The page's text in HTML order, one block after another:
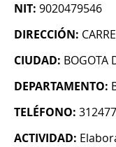
NIT: 9020479546
DIRECCIÓN:
CIUDAD: BOGOTA
DEPARTAMENTO:
TELÉFONO:
ACTIVIDAD: